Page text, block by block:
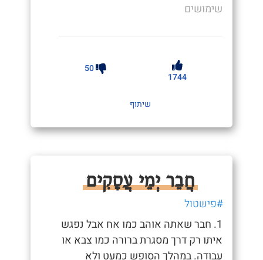
שימושים
1744
50
שיתוף
חֲבֵר יְמֵי עֲסָקִים
#פישטול
1. חבר שאתה אוהב כמו אח אבל נפגש
איתו רק דרך מסגרת ברורה כמו צבא או
עבודה. במהלך הסופש כמעט ולא